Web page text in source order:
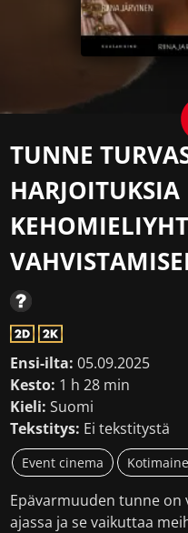
TUNNE
HARJOITUKSIA
Ensi-ilta: 05.09.2025
Kesto: 1 h 28 min
Kieli: Suomi
Tekstitys: Ei tekstitystä
Event cinema
Epävarmuuden tunne on
ajassa ja se vaikuttaa